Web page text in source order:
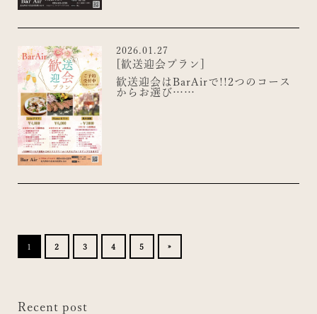
2026.01.27
[歓送迎会プラン]
歓送迎会はBarAirで!!2つのコース
からお選び……
1 2 3 4 5 »
Recent post